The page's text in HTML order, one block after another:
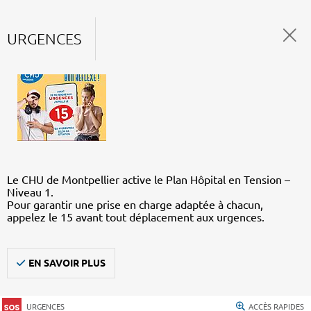
URGENCES
Le CHU de Montpellier active le Plan Hôpital en Tension –
Niveau 1.
Pour garantir une prise en charge adaptée à chacun,
appelez le 15 avant tout déplacement aux urgences.
EN SAVOIR PLUS
URGENCES ACCÈS RAPIDES